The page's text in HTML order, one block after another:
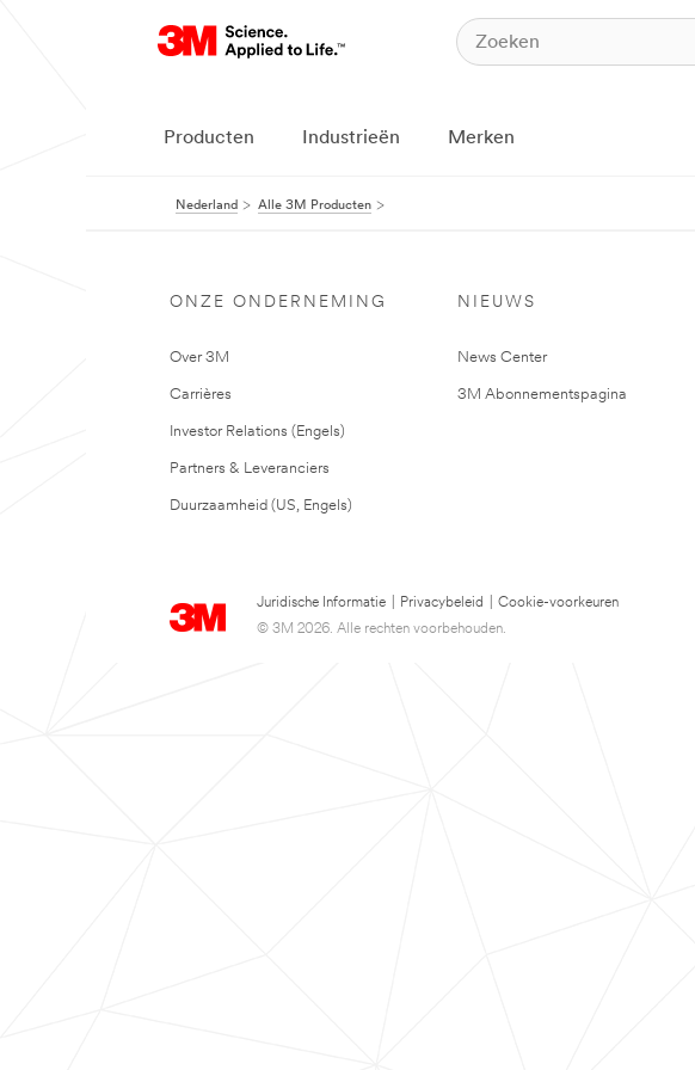
Producten Industrieën Merken
Nederland Alle 3M Producten
ONZE ONDERNEMING
Over 3M
Carrières
Investor Relations (Engels)
Partners & Leveranciers
Duurzaamheid (US, Engels)
NIEUWS
News Center
3M Abonnementspagina
Juridische Informatie Privacybeleid
Cookie-voorkeuren
© 3M 2026. Alle rechten voorbehouden.